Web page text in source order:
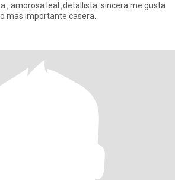
, amorosa leal ,detallista. sincera me gusta
mas importante casera.